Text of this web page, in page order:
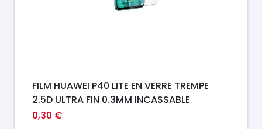
FILM HUAWEI P40 LITE EN VERRE TREMPE
2.5D ULTRA FIN 0.3MM INCASSABLE
0,30 €